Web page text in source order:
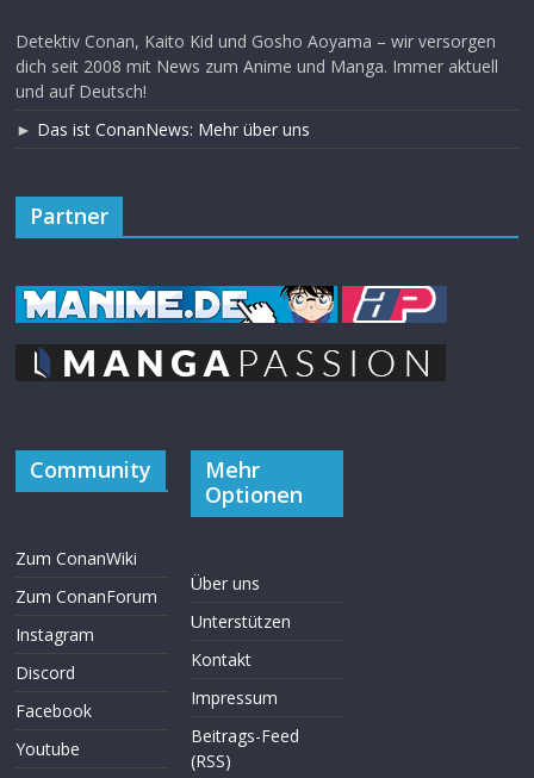
Detektiv Conan, Kaito Kid und Gosho Aoyama – wir versorgen
dich seit 2008 mit News zum Anime und Manga. Immer aktuell
und auf Deutsch!
► Das ist ConanNews: Mehr über uns
Partner
Community
Zum ConanWiki
Zum ConanForum
Instagram
Discord
Facebook
Youtube
Mehr
Optionen
Über uns
Unterstützen
Kontakt
Impressum
Beitrags-Feed
(RSS)